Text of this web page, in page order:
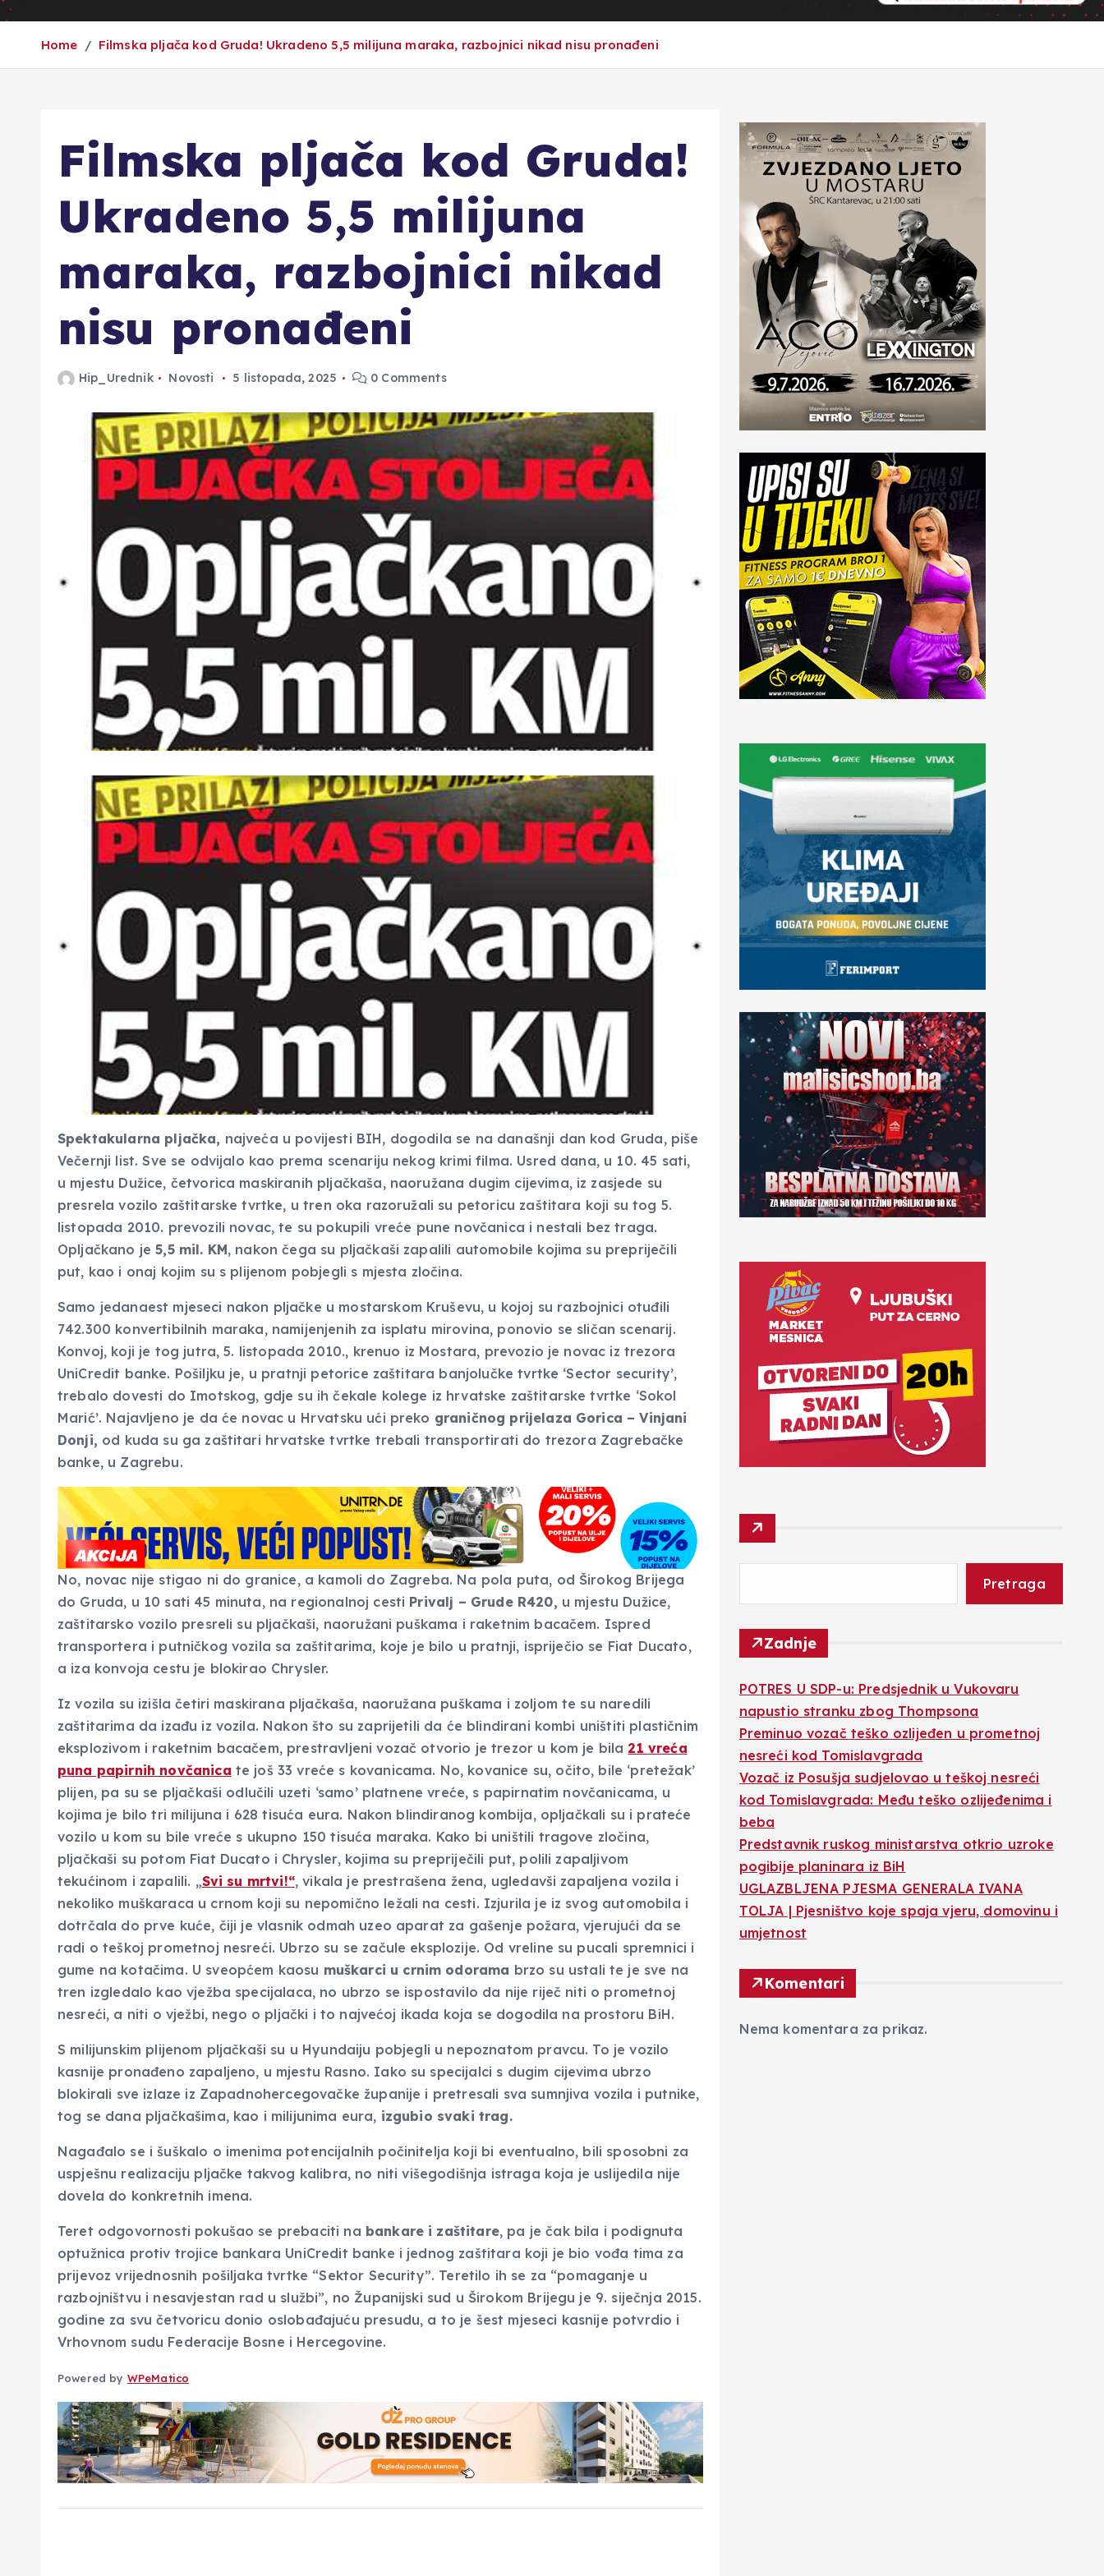
Home Filmska pljača kod Gruda! Ukradeno 5,5 milijuna maraka, razbojnici nikad nisu pronađeni
Filmska pljača kod Gruda!
Ukradeno 5,5 milijuna
maraka, razbojnici nikad
nisu pronađeni
Hip_Urednik Novosti 5 listopada, 2025 0 Comments
Spektakularna pljačka, najveća u povijesti BIH, dogodila se na današnji dan kod Gruda, piše
Večernji list. Sve se odvijalo kao prema scenariju nekog krimi filma. Usred dana, u 10. 45 sati,
u mjestu Dužice, četvorica maskiranih pljačkaša, naoružana dugim cijevima, iz zasjede su
presrela vozilo zaštitarske tvrtke, u tren oka razoružali su petoricu zaštitara koji su tog 5.
listopada 2010. prevozili novac, te su pokupili vreće pune novčanica i nestali bez traga.
Opljačkano je5,5 mil. KM, nakon čega su pljačkaši zapalili automobile kojima su prepriječili
put, kao i onaj kojim su s plijenom pobjegli s mjesta zločina.
Samo jedanaest mjeseci nakon pljačke u mostarskom Kruševu, u kojoj su razbojnici otuđili
742.300 konvertibilnih maraka, namijenjenih za isplatu mirovina, ponovio se sličan scenarij.
Konvoj, koji je tog jutra, 5. listopada 2010., krenuo iz Mostara, prevozio je novac iz trezora
UniCredit banke. Pošiljku je, u pratnji petorice zaštitara banjolučke tvrtke ‘Sector security’,
trebalo dovesti do Imotskog, gdje su ih čekale kolege iz hrvatske zaštitarske tvrtke ‘Sokol
Marić’. Najavljeno je da će novac u Hrvatsku ući preko graničnog prijelaza Gorica – Vinjani
Donji, od kuda su ga zaštitari hrvatske tvrtke trebali transportirati do trezora Zagrebačke
banke, u Zagrebu.
No, novac nije stigao ni do granice, a kamoli do Zagreba. Na pola puta, od Širokog Brijega
do Gruda, u 10 sati 45 minuta, na regionalnoj cesti Privalj – Grude R420, u mjestu Dužice,
zaštitarsko vozilo presreli su pljačkaši, naoružani puškama i raketnim bacačem. Ispred
transportera i putničkog vozila sa zaštitarima, koje je bilo u pratnji, ispriječio se Fiat Ducato,
a iza konvoja cestu je blokirao Chrysler.
Iz vozila su izišla četiri maskirana pljačkaša, naoružana puškama i zoljom te su naredili
zaštitarima da izađu iz vozila. Nakon što su zaprijetili da će blindirani kombi uništiti plastičnim
eksplozivom i raketnim bacačem, prestravljeni vozač otvorio je trezor u kom je bila 21 vreća
puna papirnih novčanica te još 33 vreće s kovanicama. No, kovanice su, očito, bile ‘pretežak’
plijen, pa su se pljačkaši odlučili uzeti ‘samo’ platnene vreće, s papirnatim novčanicama, u
kojima je bilo tri milijuna i 628 tisuća eura. Nakon blindiranog kombija, opljačkali su i prateće
vozilo u kom su bile vreće s ukupno 150 tisuća maraka. Kako bi uništili tragove zločina,
pljačkaši su potom Fiat Ducato i Chrysler, kojima su prepriječili put, polili zapaljivom
tekućinom i zapalili. „Svi su mrtvi!“, vikala je prestrašena žena, ugledavši zapaljena vozila i
nekoliko muškaraca u crnom koji su nepomično ležali na cesti. Izjurila je iz svog automobila i
dotrčala do prve kuće, čiji je vlasnik odmah uzeo aparat za gašenje požara, vjerujući da se
radi o teškoj prometnoj nesreći. Ubrzo su se začule eksplozije. Od vreline su pucali spremnici i
gume na kotačima. U sveopćem kaosu muškarci u crnim odorama brzo su ustali te je sve na
tren izgledalo kao vježba specijalaca, no ubrzo se ispostavilo da nije riječ niti o prometnoj
nesreći, a niti o vježbi, nego o pljački i to najvećoj ikada koja se dogodila na prostoru BiH.
S milijunskim plijenom pljačkaši su u Hyundaiju pobjegli u nepoznatom pravcu. To je vozilo
kasnije pronađeno zapaljeno, u mjestu Rasno. Iako su specijalci s dugim cijevima ubrzo
blokirali sve izlaze iz Zapadnohercegovačke županije i pretresali sva sumnjiva vozila i putnike,
tog se dana pljačkašima, kao i milijunima eura, izgubio svaki trag.
Nagađalo se i šuškalo o imenima potencijalnih počinitelja koji bi eventualno, bili sposobni za
uspješnu realizaciju pljačke takvog kalibra, no niti višegodišnja istraga koja je uslijedila nije
dovela do konkretnih imena.
Teret odgovornosti pokušao se prebaciti na bankare i zaštitare, pa je čak bila i podignuta
optužnica protiv trojice bankara UniCredit banke i jednog zaštitara koji je bio vođa tima za
prijevoz vrijednosnih pošiljaka tvrtke “Sektor Security”. Teretilo ih se za “pomaganje u
razbojništvu i nesavjestan rad u službi”, no Županijski sud u Širokom Brijegu je 9. siječnja 2015.
godine za svu četvoricu donio oslobađajuću presudu, a to je šest mjeseci kasnije potvrdio i
Vrhovnom sudu Federacije Bosne i Hercegovine.
Powered by WPeMatico
Pretraga
Zadnje
POTRES U SDP-u: Predsjednik u Vukovaru
napustio stranku zbog Thompsona
Preminuo vozač teško ozlijeđen u prometnoj
nesreći kod Tomislavgrada
Vozač iz Posušja sudjelovao u teškoj nesreći
kod Tomislavgrada: Među teško ozlijeđenima i
beba
Predstavnik ruskog ministarstva otkrio uzroke
pogibije planinara iz BiH
UGLAZBLJENA PJESMA GENERALA IVANA
TOLJA | Pjesništvo koje spaja vjeru, domovinu i
umjetnost
Komentari
Nema komentara za prikaz.